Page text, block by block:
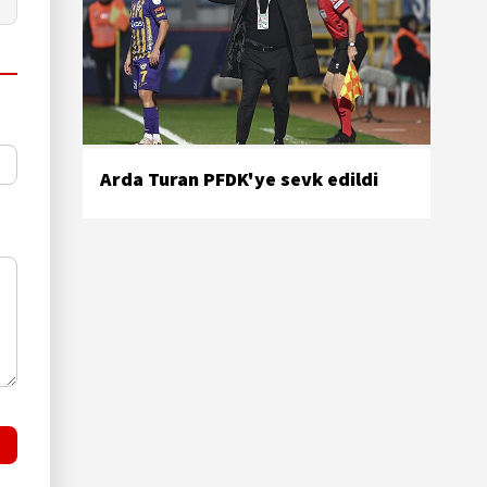
Arda Turan PFDK'ye sevk edildi